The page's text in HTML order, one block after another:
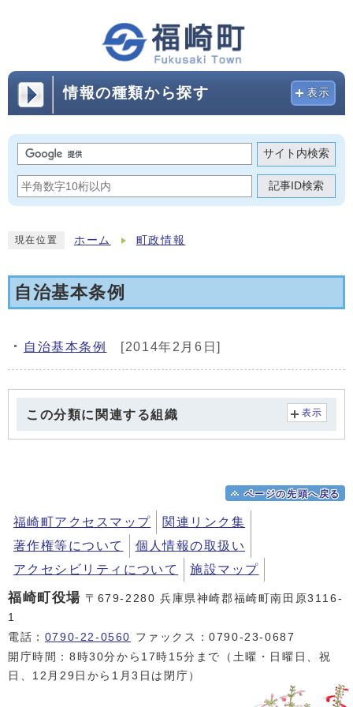
情報の種類から探す 表示
サイト内検索
記事ID検索
現在位置 ホーム 町政情報
自治基本条例
メインメニュー
自治基本条例 [2014年2月6日]
この分類に関連する組織 表示
ページの先頭へ戻る
福崎町アクセスマップ
関連リンク集
著作権等について
個人情報の取扱い
アクセシビリティについて
施設マップ
福崎町役場 〒679-2280 兵庫県神崎郡福崎町南田原3116-
1
電話： 0790-22-0560 ファックス：0790-23-0687
開庁時間：8時30分から17時15分まで（土曜・日曜日、祝
日、12月29日から1月3日は閉庁）